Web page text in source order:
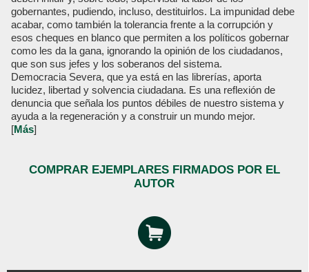
gobernantes, pudiendo, incluso, destituirlos. La impunidad debe
acabar, como también la tolerancia frente a la corrupción y
esos cheques en blanco que permiten a los políticos gobernar
como les da la gana, ignorando la opinión de los ciudadanos,
que son sus jefes y los soberanos del sistema.
Democracia Severa, que ya está en las librerías, aporta
lucidez, libertad y solvencia ciudadana. Es una reflexión de
denuncia que señala los puntos débiles de nuestro sistema y
ayuda a la regeneración y a construir un mundo mejor.
[Más]
COMPRAR EJEMPLARES FIRMADOS POR EL
AUTOR